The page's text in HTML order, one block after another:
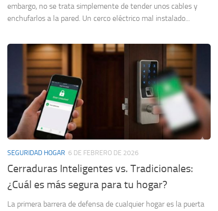
embargo, no se trata simplemente de tender unos cables y
enchufarlos a la pared. Un cerco eléctrico mal instalado...
SEGURIDAD HOGAR 6 DE FEBRERO DE 2026
Cerraduras Inteligentes vs. Tradicionales:
¿Cuál es más segura para tu hogar?
La primera barrera de defensa de cualquier hogar es la puerta